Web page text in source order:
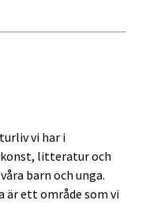
vi har i
litteratur och
barn och unga.
är ett område som vi